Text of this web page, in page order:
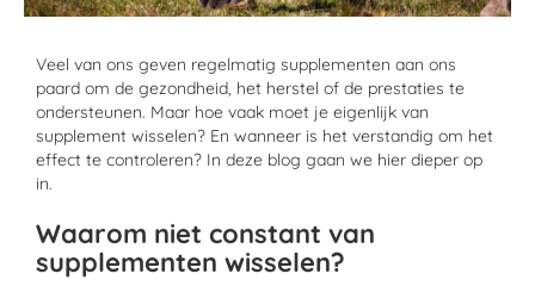
Veel van ons geven regelmatig supplementen aan ons
paard om de gezondheid, het herstel of de prestaties te
ondersteunen. Maar hoe vaak moet je eigenlijk van
supplement wisselen? En wanneer is het verstandig om het
effect te controleren? In deze blog gaan we hier dieper op
in.
Waarom niet constant van
supplementen wisselen?